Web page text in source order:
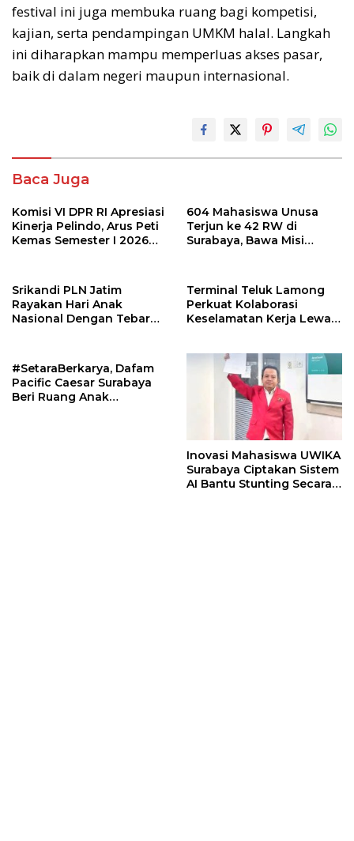
festival ini juga membuka ruang bagi kompetisi,
kajian, serta pendampingan UMKM halal. Langkah
ini diharapkan mampu memperluas akses pasar,
baik di dalam negeri maupun internasional.
Baca Juga
Komisi VI DPR RI Apresiasi
Kinerja Pelindo, Arus Peti
Kemas Semester I 2026
604 Mahasiswa Unusa
Terjun ke 42 RW di
Surabaya, Bawa Misi
Srikandi PLN Jatim
Rayakan Hari Anak
Nasional Dengan Tebar
Terminal Teluk Lamong
Perkuat Kolaborasi
Keselamatan Kerja Lewat
#SetaraBerkarya, Dafam
Pacific Caesar Surabaya
Beri Ruang Anak
Inovasi Mahasiswa UWIKA
Surabaya Ciptakan Sistem
AI Bantu Stunting Secara